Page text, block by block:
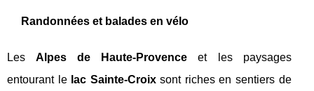
Randonnées et balades en vélo
LesAlpes de Haute-Provence et les paysages
entourant le lac Sainte-Croixsont riches en sentiers de